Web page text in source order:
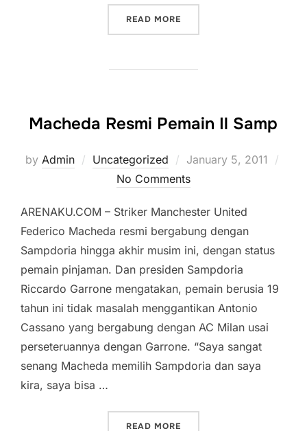
READ MORE
Macheda Resmi Pemain Il Samp
by Admin Uncategorized
Posted
on
January 5, 2011
No Comments
ARENAKU.COM – Striker Manchester United
Federico Macheda resmi bergabung dengan
Sampdoria hingga akhir musim ini, dengan status
pemain pinjaman. Dan presiden Sampdoria
Riccardo Garrone mengatakan, pemain berusia 19
tahun ini tidak masalah menggantikan Antonio
Cassano yang bergabung dengan AC Milan usai
perseteruannya dengan Garrone. “Saya sangat
senang Macheda memilih Sampdoria dan saya
kira, saya bisa …
READ MORE